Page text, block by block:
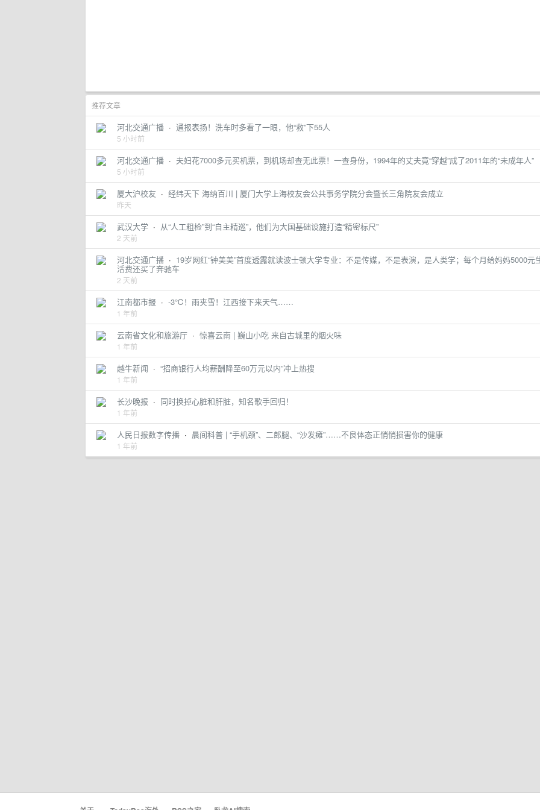
推荐文章
河北交通广播 · 通报表扬！洗车时多看了一眼，他“救”下55人
5 小时前
河北交通广播 · 夫妇花7000多元买机票，到机场却查无此票！一查身份，1994年的丈夫竟“穿越”成了2011年的“未成年人”
5 小时前
厦大沪校友 · 经纬天下 海纳百川 | 厦门大学上海校友会公共事务学院分会暨长三角院友会成立
昨天
武汉大学 · 从“人工粗检”到“自主精巡”，他们为大国基础设施打造“精密标尺”
2 天前
河北交通广播 · 19岁网红“钟美美”首度透露就读波士顿大学专业：不是传媒，不是表演，是人类学；每个月给妈妈5000元
活费还买了奔驰车
2 天前
江南都市报 · -3℃！雨夹雪！江西接下来天气……
1 年前
云南省文化和旅游厅 · 惊喜云南 | 巍山小吃 来自古城里的烟火味
1 年前
越牛新闻 · “招商银行人均薪酬降至60万元以内”冲上热搜
1 年前
长沙晚报 · 同时换掉心脏和肝脏，知名歌手回归！
1 年前
人民日报数字传播 · 晨间科普 | “手机颈”、二郎腿、“沙发瘫”……不良体态正悄悄损害你的健康
1 年前